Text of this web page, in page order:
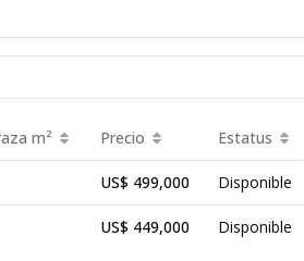
m² Precio Estatus
US$ 499,000 Disponible
US$ 449,000 Disponible